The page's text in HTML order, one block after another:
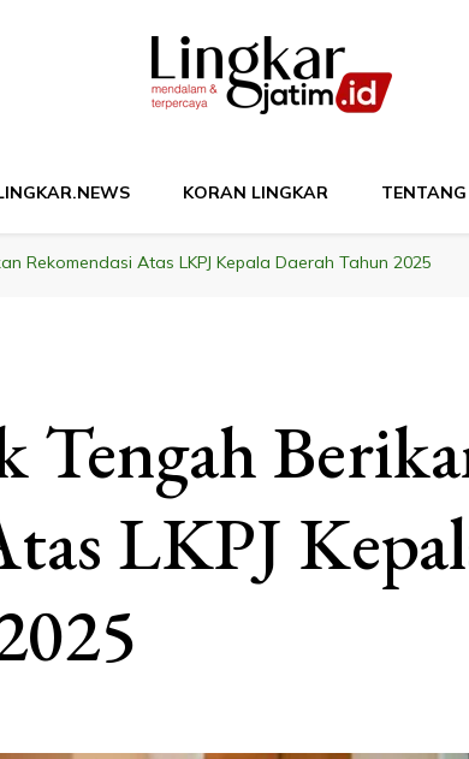
KORAN LINGKAR
Rekomendasi Atas LKPJ Kepala Daerah Tahun 2025
LKPJ